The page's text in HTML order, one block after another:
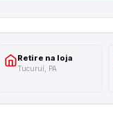
Retire na loja
Tucuruí, PA